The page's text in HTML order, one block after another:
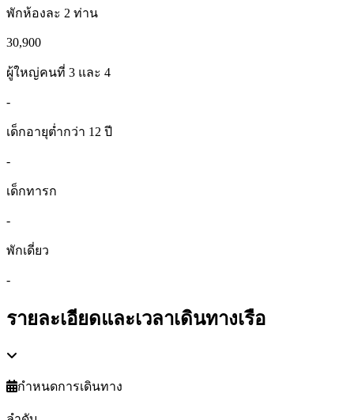
พักห้องละ 2 ท่าน
30,900
ผู้ใหญ่คนที่ 3 และ 4
-
เด็กอายุต่ำกว่า 12 ปี
-
เด็กทารก
-
พักเดี่ยว
-
รายละเอียดและเวลาเดินทางเรือ
กำหนดการเดินทาง